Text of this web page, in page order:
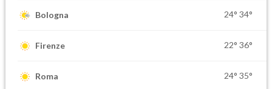
Bologna 24° 34°
Firenze 22° 36°
Roma 24° 35°